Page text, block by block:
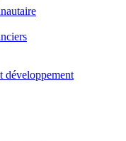
développement